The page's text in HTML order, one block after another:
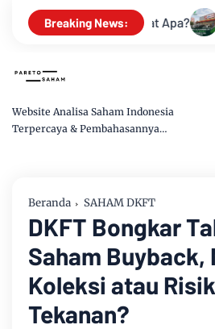
Breaking News:
Jepang, Buat Apa? Laba MIDI
Website Analisa Saham Indonesia
Terpercaya & Pembahasannya
Beranda SAHAM DKFT
DKFT Bongkar
Saham Buyback,
Koleksi atau
Tekanan?